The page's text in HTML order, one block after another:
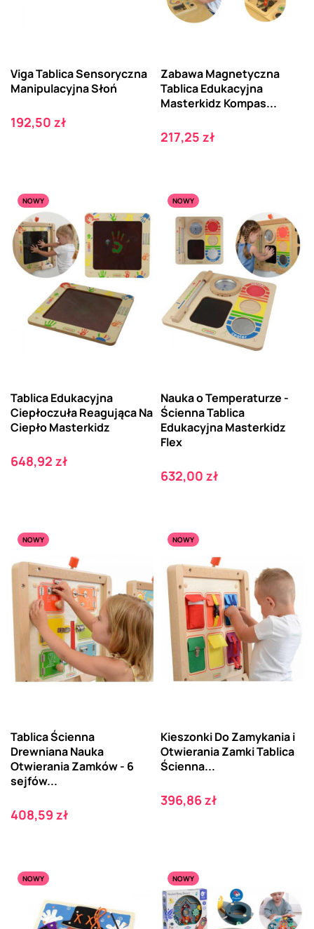
Viga Tablica Sensoryczna
Manipulacyjna Słoń
Cena
192,50 zł
Zabawa Magnetyczna
Tablica Edukacyjna
Masterkidz Kompas...
Cena
217,25 zł
NOWY
Tablica Edukacyjna
Ciepłoczuła Reagująca Na
Ciepło Masterkidz
Cena
648,92 zł
NOWY
Nauka o Temperaturze -
Ścienna Tablica
Edukacyjna Masterkidz
Flex
Cena
632,00 zł
NOWY
Tablica Ścienna
Drewniana Nauka
Otwierania Zamków - 6
sejfów...
Cena
408,59 zł
NOWY
Kieszonki Do Zamykania i
Otwierania Zamki Tablica
Ścienna...
Cena
396,86 zł
NOWY NOWY